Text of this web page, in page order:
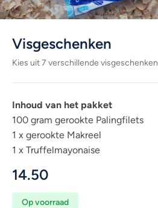
Visgeschenken
Kies uit 7 verschillende visgeschenken
Inhoud van het pakket
100 gram gerookte Palingfilets
1 x gerookte Makreel
1 x Truffelmayonaise
14.50
Op voorraad